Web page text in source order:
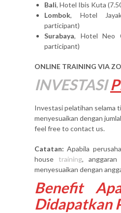
Bali, Hotel Ibis Kuta
Lombok, Hotel
participant)
Surabaya, Hotel Neo
participant)
ONLINE TRAINING VIA
INVESTASI
Investasi pelatihan selama
menyesuaikan dengan
feel free to contact us.
Catatan: Apabila
house training, anggaran
menyesuaikan dengan
Benefit
Didapatkan